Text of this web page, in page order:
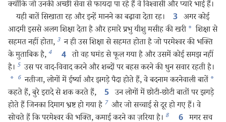
क्योंकि जो उनकी अच्छी सेवा से फायदा पा रहे हैं वे विश्‍वासी और प्यारे भाई हैं।
यही बातें सिखाता रह और इन्हें मानने का बढ़ावा देता रह।
3 अगर कोई
आदमी इससे अलग शिक्षा देता है और हमारे प्रभु यीशु मसीह की खरी * शिक्षा से
सहमत नहीं होता, 3 न ही उस शिक्षा से सहमत होता है जो परमेश्‍वर की भक्‍ति
के मुताबिक है, 4 4 तो वह घमंड से फूल गया है और उसमें कोई समझ नहीं
है। 5 उस पर वाद-विवाद करने और शब्दों पर बहस करने की धुन सवार रहती है।
* 6 नतीजा, लोगों में ईर्ष्या और झगड़े पैदा होते हैं, वे बदनाम करनेवाली बातें *
कहते हैं, बुरे इरादे से शक करते हैं, 5 उन लोगों में छोटी-छोटी बातों पर झगड़े
होते हैं जिनका दिमाग भ्रष्ट हो गया है 7 और जो सच्चाई से दूर हो गए हैं। वे
सोचते हैं कि परमेश्‍वर की भक्‍ति, कमाई करने का ज़रिया है। 8 6 मगर सच